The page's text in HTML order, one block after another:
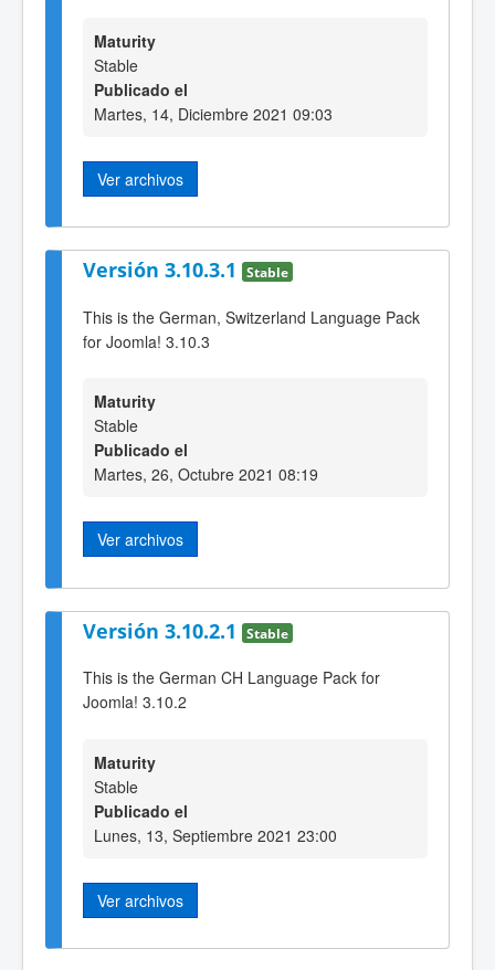
Maturity
Stable
Publicado el
Martes, 14, Diciembre 2021 09:03
Ver archivos
Versión 3.10.3.1 Stable
This is the German, Switzerland Language Pack
for Joomla! 3.10.3
Maturity
Stable
Publicado el
Martes, 26, Octubre 2021 08:19
Ver archivos
Versión 3.10.2.1 Stable
This is the German CH Language Pack for
Joomla! 3.10.2
Maturity
Stable
Publicado el
Lunes, 13, Septiembre 2021 23:00
Ver archivos